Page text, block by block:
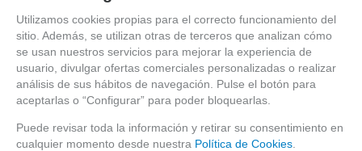
DIAMETRO BOCA
BASE100mm
ALTURA 90mm
CAPACIDAD750cc
DESCRIPCIÓN TÉCNICA
NO OLVIDE:
Utilizamos cookies propias para el correcto funcionamiento del
sitio. Además, se utilizan otras de terceros que analizan cómo
se usan nuestros servicios para mejorar la experiencia de
usuario, divulgar ofertas comerciales personalizadas o realizar
análisis de sus hábitos de navegación. Pulse el botón para
aceptarlas o “Configurar” para poder bloquearlas.
Puede revisar toda la información y retirar su consentimiento en
cualquier momento desde nuestra Política de Cookies